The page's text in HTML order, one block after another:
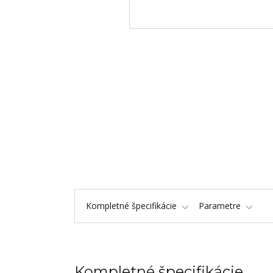
Kompletné špecifikácie Parametre